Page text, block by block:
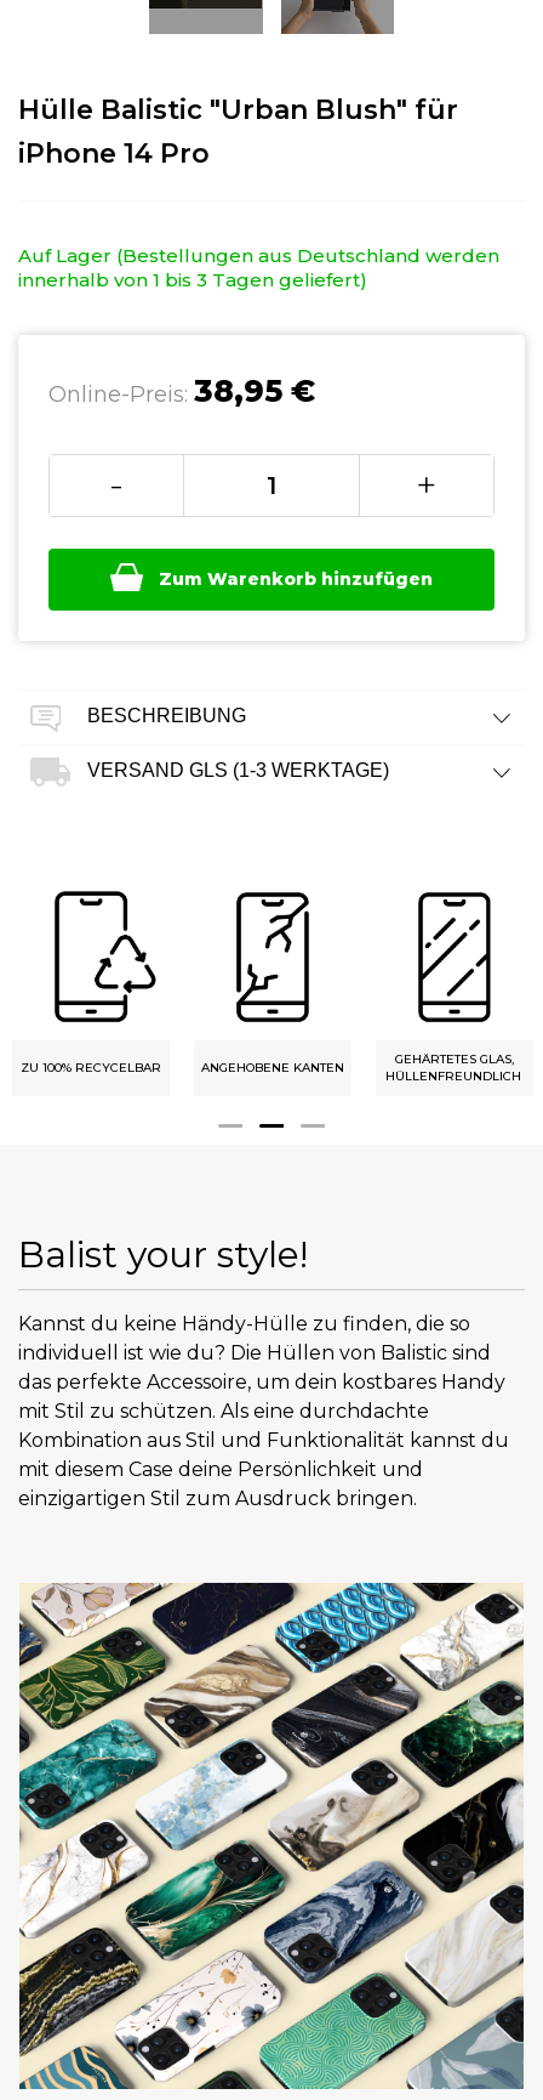
Hülle Balistic "Urban Blush" für
iPhone 14 Pro
Auf Lager (Bestellungen aus Deutschland werden
innerhalb von 1 bis 3 Tagen geliefert)
Online-Preis: 38,95 €
- +
Zum Warenkorb hinzufügen
BESCHREIBUNG
VERSAND GLS (1-3 WERKTAGE)
ZU 100% RECYCELBAR ANGEHOBENE KANTEN
GEHÄRTETES GLAS,
HÜLLENFREUNDLICH
Balist your style!
Kannst du keine Händy-Hülle zu finden, die so
individuell ist wie du? Die Hüllen von Balistic sind
das perfekte Accessoire, um dein kostbares Handy
mit Stil zu schützen. Als eine durchdachte
Kombination aus Stil und Funktionalität kannst du
mit diesem Case deine Persönlichkeit und
einzigartigen Stil zum Ausdruck bringen.